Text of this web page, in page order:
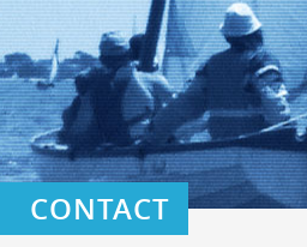
CONTACT